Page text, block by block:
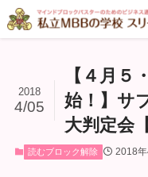
【４月５
始！】サ
大判定会
2018
4/05
読むブロック解除 2018年